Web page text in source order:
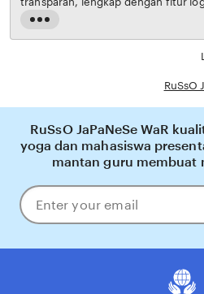
Read
the
transaksi dijamin aman, sementara update hasil dan informasi permainan selalu tersedia
RuSsO
RuSsO JaPaNeSe WaR
yoga dan mahasiswa
mantan guru membuat
Enter
your